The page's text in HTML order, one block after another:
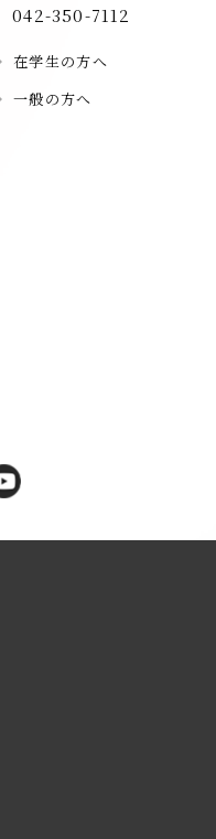
042-350-7112
在学生の方へ
一般の方へ